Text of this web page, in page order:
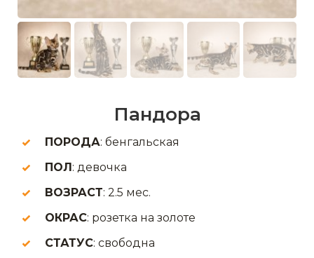
Пандора
ПОРОДА: бенгальская
ПОЛ: девочка
ВОЗРАСТ: 2.5 мес.
ОКРАС: розетка на золоте
СТАТУС: свободна